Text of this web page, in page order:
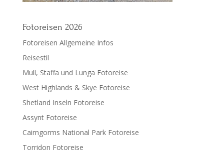
Fotoreisen 2026
Fotoreisen Allgemeine Infos
Reisestil
Mull, Staffa und Lunga Fotoreise
West Highlands & Skye Fotoreise
Shetland Inseln Fotoreise
Assynt Fotoreise
Cairngorms National Park Fotoreise
Torridon Fotoreise